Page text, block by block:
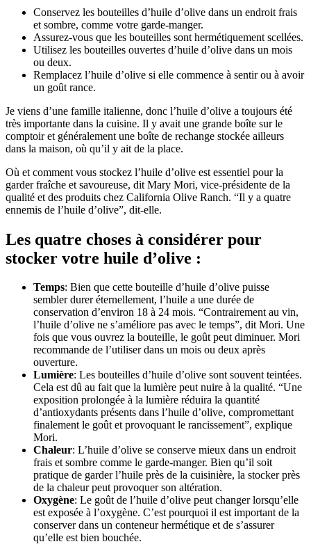
Conservez les bouteilles d’huile d’olive dans un endroit frais
et sombre, comme votre garde-manger.
Assurez-vous que les bouteilles sont hermétiquement scellées.
Utilisez les bouteilles ouvertes d’huile d’olive dans un mois
ou deux.
Remplacez l’huile d’olive si elle commence à sentir ou à avoir
un goût rance.
Je viens d’une famille italienne, donc l’huile d’olive a toujours été
très importante dans la cuisine. Il y avait une grande boîte sur le
comptoir et généralement une boîte de rechange stockée ailleurs
dans la maison, où qu’il y ait de la place.
Où et comment vous stockez l’huile d’olive est essentiel pour la
garder fraîche et savoureuse, dit Mary Mori, vice-présidente de la
qualité et des produits chez California Olive Ranch. “Il y a quatre
ennemis de l’huile d’olive”, dit-elle.
Les quatre choses à considérer pour
stocker votre huile d’olive :
Temps: Bien que cette bouteille d’huile d’olive puisse
sembler durer éternellement, l’huile a une durée de
conservation d’environ 18 à 24 mois. “Contrairement au vin,
l’huile d’olive ne s’améliore pas avec le temps”, dit Mori. Une
fois que vous ouvrez la bouteille, le goût peut diminuer. Mori
recommande de l’utiliser dans un mois ou deux après
ouverture.
Lumière: Les bouteilles d’huile d’olive sont souvent teintées.
Cela est dû au fait que la lumière peut nuire à la qualité. “Une
exposition prolongée à la lumière réduira la quantité
d’antioxydants présents dans l’huile d’olive, compromettant
finalement le goût et provoquant le rancissement”, explique
Mori.
Chaleur: L’huile d’olive se conserve mieux dans un endroit
frais et sombre comme le garde-manger. Bien qu’il soit
pratique de garder l’huile près de la cuisinière, la stocker près
de la chaleur peut provoquer son altération.
Oxygène: Le goût de l’huile d’olive peut changer lorsqu’elle
est exposée à l’oxygène. C’est pourquoi il est important de la
conserver dans un conteneur hermétique et de s’assurer
qu’elle est bien bouchée.